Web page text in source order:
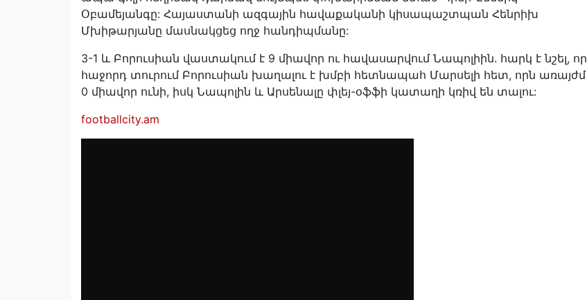
Օբամեյանգը: Հայաստանի ազգային հավաքականի կիսապաշտպան Հենրիխ
Մխիթարյանը մասնակցեց ողջ հանդիպմանը:
3-1 և Բորուսիան վաստակում է 9 միավոր ու հավասարվում Նապոլիին. հարկ է նշել, որ
հաջորդ տուրում Բորուսիան խաղալու է խմբի հետնապահ Մարսելի հետ, որն առայժմ
0 միավոր ունի, իսկ Նապոլին և Արսենալը փլեյ-օֆֆի կատաղի կռիվ են տալու:
footballcity.am